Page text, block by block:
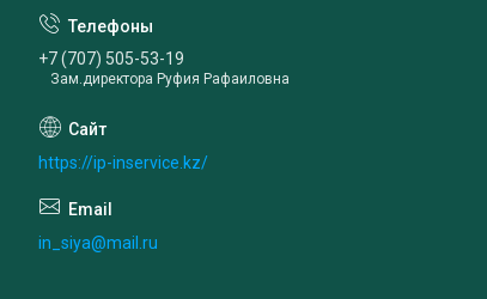
+7 (707) 505-53-19
Зам.директора Руфия Рафаиловна
https://ip-inservice.kz/
in_siya@mail.ru